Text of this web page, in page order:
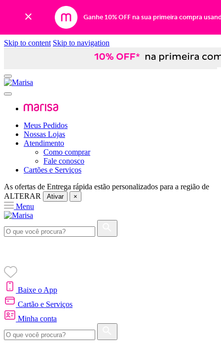
Ganhe 10% OFF na sua primeira compra
Skip to content Skip to navigation
Meus Pedidos
Nossas Lojas
Atendimento
Como comprar
Fale conosco
Cartões e Serviços
As ofertas de Entrega rápida estão personalizados para a região de
ALTERAR
Ativar ×
Menu
Baixe o App
Cartão e Serviços
Minha conta